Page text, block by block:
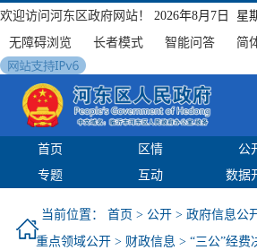
欢迎访问河东区政府网站！
2026年8月7日 星
无障碍浏览
长者模式 智能问答 简
首页 区情 公
专题
互动 数据
当前位置： 首页 > 公开 > 政府信息公
重点领域公开 > 财政信息 > “三公”经费